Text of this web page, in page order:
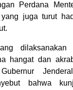
Perdana
juga turut
hangat dan
bahwa